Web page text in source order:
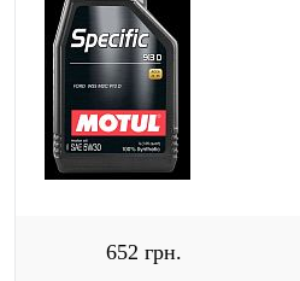
652 грн.